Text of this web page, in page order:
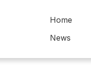
Home
News